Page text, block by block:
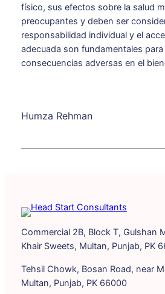
físico, sus efectos sobre la salud
preocupantes y deben ser
responsabilidad individual y el
adecuada son fundamentales
consecuencias adversas en el
Humza Rehman
Commercial 2B, Block T, Gulshan
Khair Sweets, Multan, Punjab, PK
Tehsil Chowk, Bosan Road, near
Multan, Punjab, PK 66000